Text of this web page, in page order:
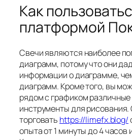
Как
платформой
Свечи являются наиболее
диаграмм, потому что они
информации о диаграмме,
диаграмм. Кроме того, вы
рядом с графиком
инструменты для
торговать https://limefx.blog/
опыта от 1 минуты до 4 часов